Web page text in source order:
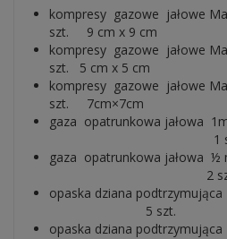
kompresy gazowe
szt. 9 cm x 9 cm
kompresy gazowe
szt. 5 cm x 5 cm
kompresy gazowe
szt. 7cm×7cm
gaza opatrunkowa jałowa
1
gaza opatrunkowa jałowa ½
2
opaska dziana
5 szt.
opaska dziana